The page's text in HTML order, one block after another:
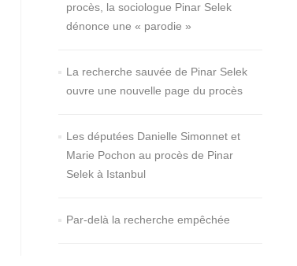
procès, la sociologue Pinar Selek
dénonce une « parodie »
La recherche sauvée de Pinar Selek
ouvre une nouvelle page du procès
Les députées Danielle Simonnet et
Marie Pochon au procès de Pinar
Selek à Istanbul
Par-delà la recherche empêchée